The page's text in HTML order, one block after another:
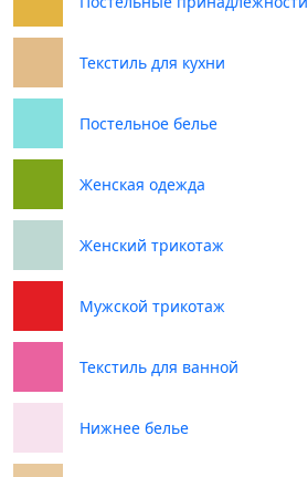
Текстиль для кухни
Постельное белье
Женская одежда
Женский трикотаж
Мужской трикотаж
Текстиль для ванной
Нижнее белье